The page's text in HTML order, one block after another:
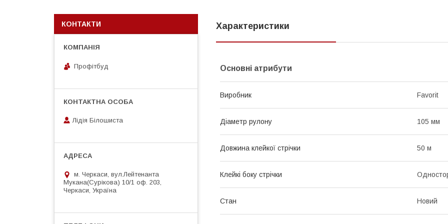
Характеристики
Основні атрибути
Виробник Favorit
Діаметр рулону 105 мм
Довжина клейкої стрічки 50 м
Клейкі боку стрічки
Стан Новий
КОНТАКТИ
Профітбуд
Лідія Білошиста
м. Черкаси, вул.Лейтенанта
Мукана(Сурікова) 10/1 оф. 203,
Черкаси, Україна